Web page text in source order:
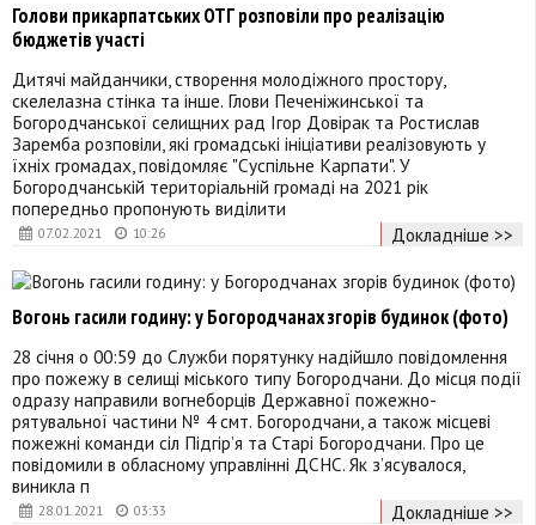
07.02.2021 10:26
Голови прикарпатських ОТГ розповіли про реалізацію
бюджетів участі
Дитячі майданчики, створення молодіжного простору,
скелелазна стінка та інше. Глови Печеніжинської та
Богородчанської селищних рад Ігор Довірак та Ростислав
Заремба розповіли, які громадські ініціативи реалізовують у
їхніх громадах, повідомляє "Суспільне Карпати". У
Богородчанській територіальній громаді на 2021 рік
попередньо пропонують виділити
Докладніше >>
28.01.2021 03:33
Вогонь гасили годину: у Богородчанах згорів будинок (фото)
28 січня о 00:59 до Служби порятунку надійшло повідомлення
про пожежу в селищі міського типу Богородчани. До місця події
одразу направили вогнеборців Державної пожежно-
рятувальної частини № 4 смт. Богородчани, а також місцеві
пожежні команди сіл Підгір’я та Старі Богородчани. Про це
повідомили в обласному управлінні ДСНС. Як з’ясувалося,
виникла п
Докладніше >>